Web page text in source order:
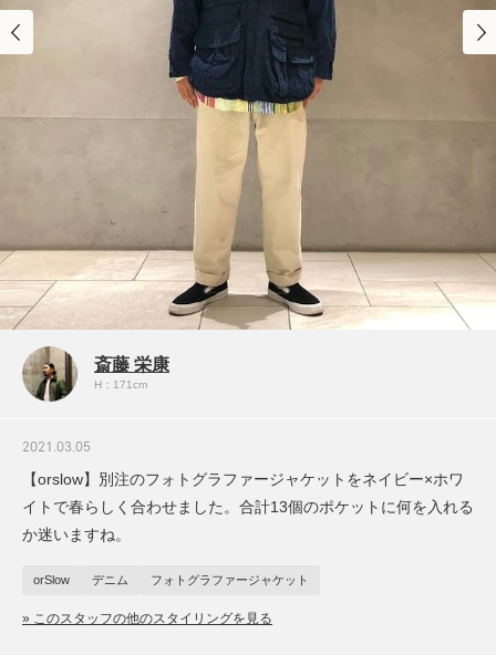
斎藤 栄康
H：171cm
2021.03.05
【orslow】別注のフォトグラファージャケットをネイビー×ホワ
イトで春らしく合わせました。合計13個のポケットに何を入れる
か迷いますね。
orSlow デニム フォトグラファージャケット
» このスタッフの他のスタイリングを見る